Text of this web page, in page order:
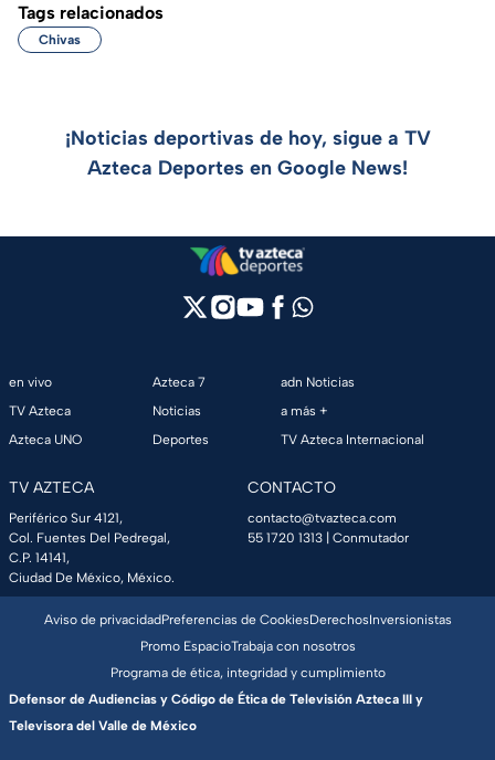
Tags relacionados
Chivas
¡Noticias deportivas de hoy, sigue a TV
Azteca Deportes en Google News!
en vivo
TV Azteca
Azteca UNO
Azteca 7
Noticias
Deportes
adn Noticias
a más +
TV Azteca Internacional
TV AZTECA
Periférico Sur 4121,
Col. Fuentes Del Pedregal,
C.P. 14141,
Ciudad De México, México.
CONTACTO
contacto@tvazteca.com
55 1720 1313 | Conmutador
Aviso de privacidadPreferencias de CookiesDerechosInversionistas
Promo EspacioTrabaja con nosotros
Programa de ética, integridad y cumplimiento
Defensor de Audiencias y Código de Ética de Televisión Azteca III y
Televisora del Valle de México